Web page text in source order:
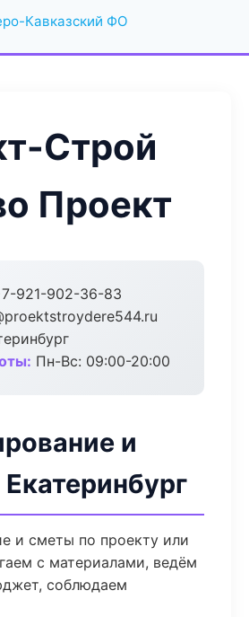
Кавказский ФО
Строй
Проект
921-902-36-83
Пн-Вс: 09:00-20:00
и
и сметы по проекту или
с материалами, ведём
соблюдаем